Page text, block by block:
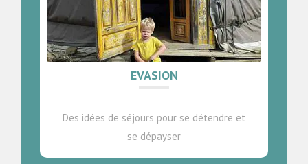
EVASION
Des idées de séjours pour se détendre et
se dépayser